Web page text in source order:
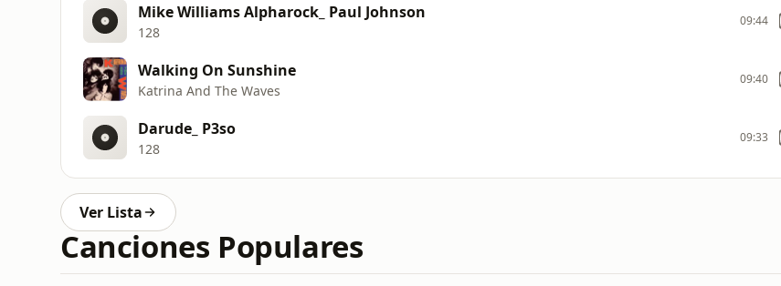
Mike Williams Alpharock_ Paul Johnson
128
09:44
Walking On Sunshine
Katrina And The Waves
09:40
Darude_ P3so
128
09:33
Ver Lista
Canciones Populares